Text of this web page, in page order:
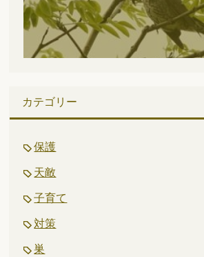
カテゴリー
保護
天敵
子育て
対策
巣